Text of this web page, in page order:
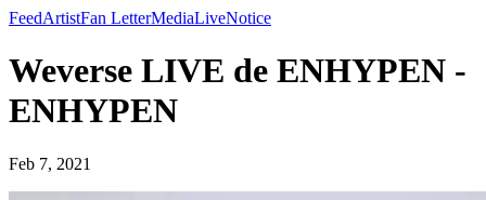
FeedArtistFan LetterMediaLiveNotice
Weverse LIVE de ENHYPEN -
ENHYPEN
Feb 7, 2021